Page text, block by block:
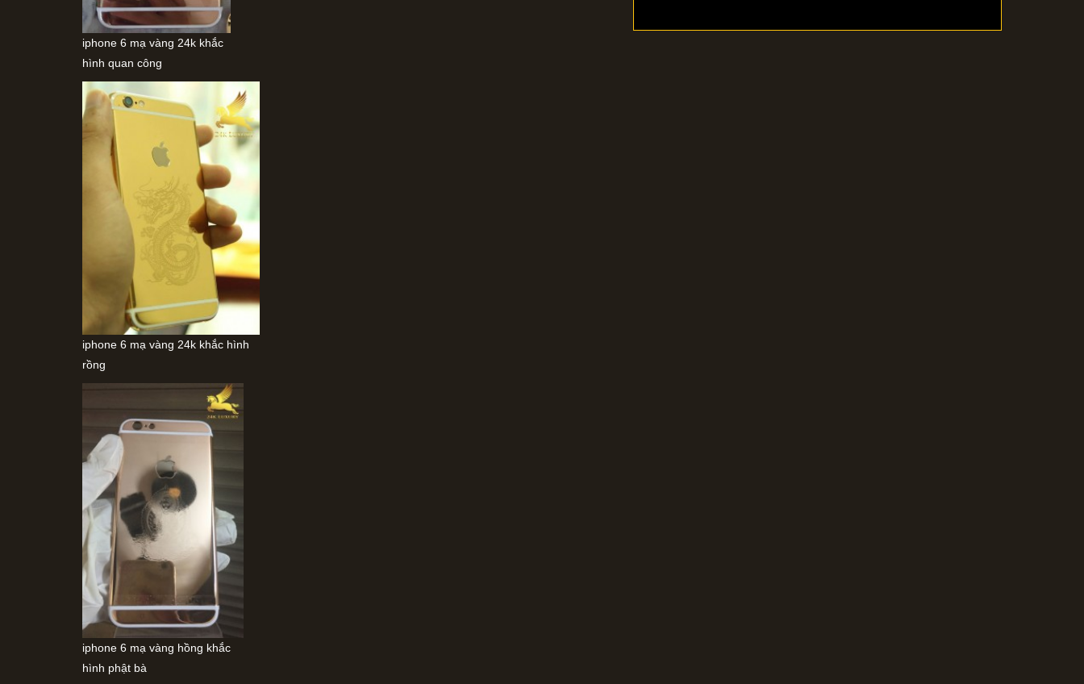
iphone 6 mạ vàng 24k khắc
hình quan công
iphone 6 mạ vàng 24k khắc hình
rồng
iphone 6 mạ vàng hồng khắc
hình phật bà